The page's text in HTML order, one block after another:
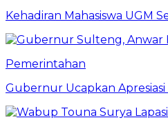
Kehadiran Mahasiswa UGM
Pemerintahan
Gubernur Ucapkan